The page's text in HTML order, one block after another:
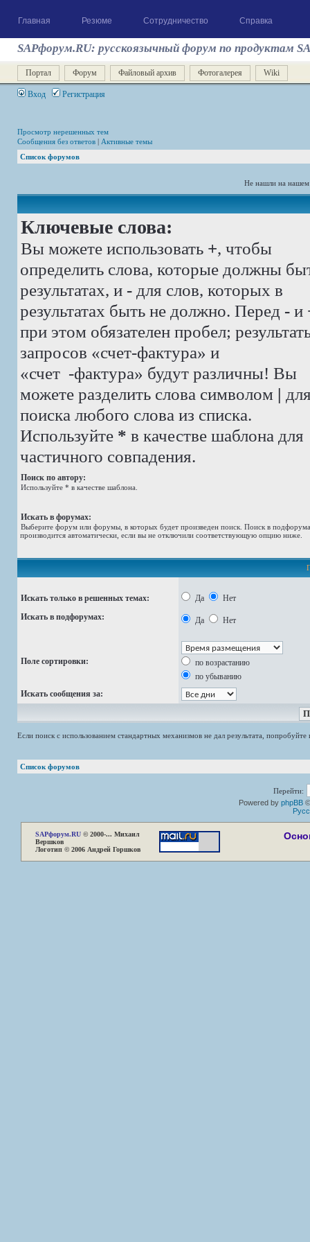
Главная Резюме Сотрудничество Справка
SAPфорум.RU: русскоязычный форум по продуктам
Портал Форум Файловый архив Фотогалерея Wiki
Вход Регистрация
Просмотр нерешенных тем
Сообщения без ответов | Активные темы
Список форумов
Не нашли на
Ключевые слова:
Вы можете использовать +, чтобы
определить слова, которые должны
результатах, и - для слов, которых в
результатах быть не должно. Перед - и
при этом обязателен пробел;
запросов «счет-фактура» и
«счет -фактура» будут различны! Вы
можете разделить слова символом |
поиска любого слова из списка.
Используйте * в качестве шаблона для
частичного совпадения.
Поиск по автору:
Используйте * в качестве шаблона.
Искать в форумах:
Выберите форум или форумы, в которых будет произведен поиск. Поиск в
производится автоматически, если вы не отключили соответствующую опцию ниже.
Искать только в решенных темах:
Искать в подфорумах:
Да Нет
Да Нет
Поле сортировки:
по возрастанию
по убыванию
Искать сообщения за:
Если поиск с использованием стандартных механизмов не дал результата,
Список форумов
Перейти:
Powered by phpBB
SAPфорум.RU © 2000-... Михаил
Вершков
Логотип © 2006 Андрей Горшков